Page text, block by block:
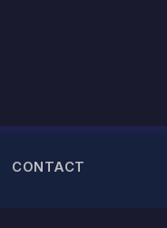
CONTACT